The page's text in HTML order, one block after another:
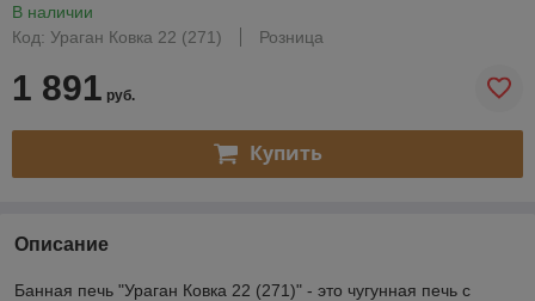
В наличии
Код: Ураган Ковка 22 (271)
Розница
1 891 руб.
Купить
Описание
Банная печь "Ураган Ковка 22 (271)" - это чугунная печь с